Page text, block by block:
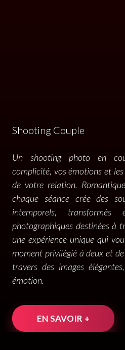
Shooting Couple
Un shooting photo en
complicité, vos émotions et
de votre relation.
chaque séance crée des
intemporels,
photographiques destinées à
une expérience unique qui
moment privilégié à deux et
travers des images
émotion.
EN SAVOIR +